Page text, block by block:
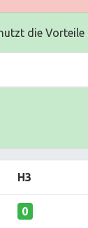
die Vorteile
H3
0